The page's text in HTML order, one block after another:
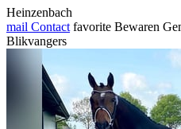
Heinzenbach
mail Contact favorite Bewaren
Blikvangers